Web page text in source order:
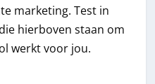
marketing. Test in
hierboven staan om
werkt voor jou.